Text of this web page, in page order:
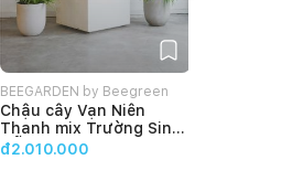
BEEGARDEN by Beegreen
Chậu cây Vạn Niên
Thanh mix Trường Sinh
Mẫu Tử
đ2.010.000